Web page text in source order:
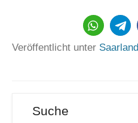
Veröffentlicht unter Saarland
Suche